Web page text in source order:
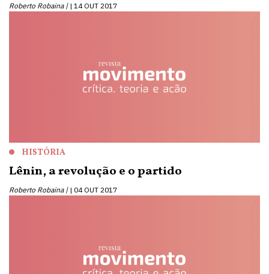
Roberto Robaina | 14 OUT 2017
HISTÓRIA
Lênin, a revolução e o partido
Roberto Robaina | 04 OUT 2017